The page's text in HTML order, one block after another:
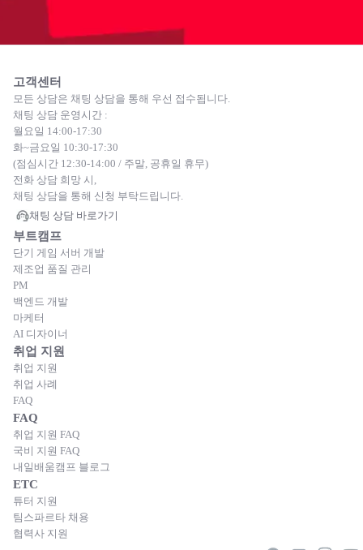
고객센터
모든 상담은 채팅 상담을 통해 우선 접수됩니다.
채팅 상담 운영시간 :
월요일 14:00-17:30
화~금요일 10:30-17:30
(점심시간 12:30-14:00 / 주말, 공휴일 휴무)
전화 상담 희망 시,
채팅 상담을 통해 신청 부탁드립니다.
채팅 상담 바로가기
부트캠프
단기 게임 서버 개발
제조업 품질 관리
PM
백엔드 개발
마케터
AI 디자이너
취업 지원
취업 지원
취업 사례
FAQ
FAQ
취업 지원 FAQ
국비 지원 FAQ
내일배움캠프 블로그
ETC
튜터 지원
팀스파르타 채용
협력사 지원